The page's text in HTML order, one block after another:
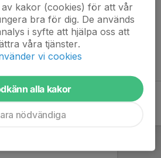
referat skrivet
kakor (cookies) för att vår
bra för dig. De används
i syfte att hjälpa oss att
våra tjänster.
vi cookies
alla kakor
nödvändiga